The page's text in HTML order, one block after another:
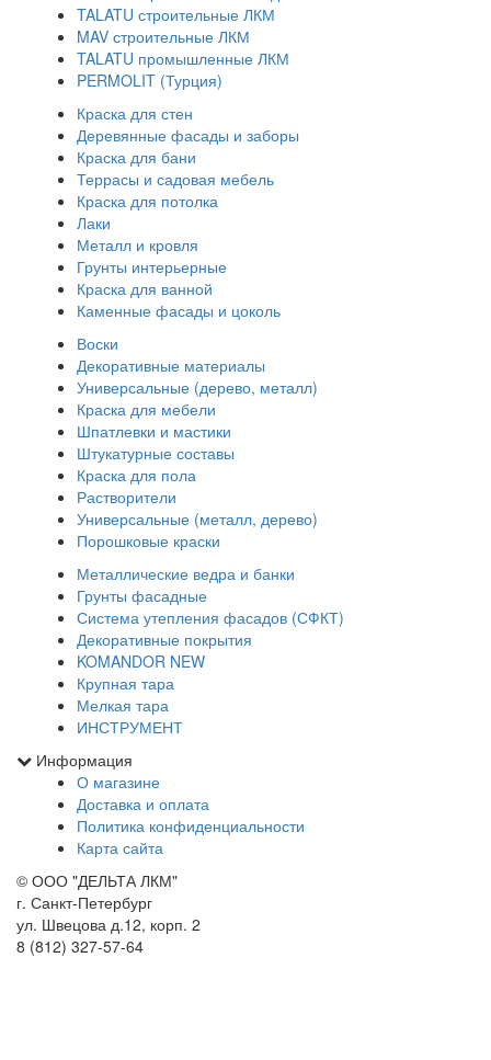
TALATU строительные ЛКМ
MAV строительные ЛКМ
TALATU промышленные ЛКМ
PERMOLIT (Турция)
Краска для стен
Деревянные фасады и заборы
Краска для бани
Террасы и садовая мебель
Краска для потолка
Лаки
Металл и кровля
Грунты интерьерные
Краска для ванной
Каменные фасады и цоколь
Воски
Декоративные материалы
Универсальные (дерево, металл)
Краска для мебели
Шпатлевки и мастики
Штукатурные составы
Краска для пола
Растворители
Универсальные (металл, дерево)
Порошковые краски
Металлические ведра и банки
Грунты фасадные
Система утепления фасадов (СФКТ)
Декоративные покрытия
KOMANDOR NEW
Крупная тара
Мелкая тара
ИНСТРУМЕНТ
Информация
О магазине
Доставка и оплата
Политика конфиденциальности
Карта сайта
© ООО "ДЕЛЬТА ЛКМ"
г. Санкт-Петербург
ул. Швецова д.12, корп. 2
8 (812) 327-57-64